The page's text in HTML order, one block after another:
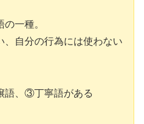
一種。
、自分の行為には使わない
語、③丁寧語がある